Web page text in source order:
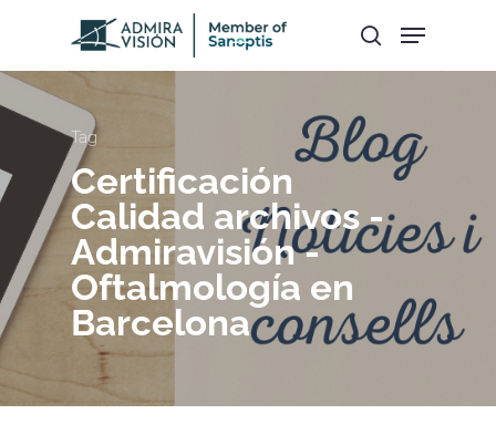
Hit enter to search or ESC to close
Tag
Certificación
Calidad archivos -
Admiravisión -
Oftalmología en
Barcelona